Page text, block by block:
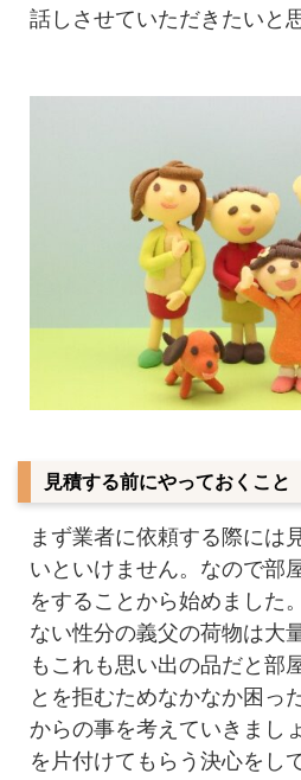
話しさせていただきたいと
見積する前にやっておくこと
まず業者に依頼する際には
いといけません。なので部
をすることから始めました
ない性分の義父の荷物は大
もこれも思い出の品だと部
とを拒むためなかなか困っ
からの事を考えていきまし
を片付けてもらう決心をし